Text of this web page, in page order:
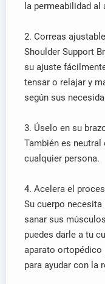
la permeabilidad
2. Correas
Shoulder Support
su ajuste
tensar o relajar y
según sus
3. Úselo en su
También es neutral
cualquier persona.
4. Acelera el
Su cuerpo
sanar sus
puedes darle a tu
aparato ortopédico
para ayudar con la